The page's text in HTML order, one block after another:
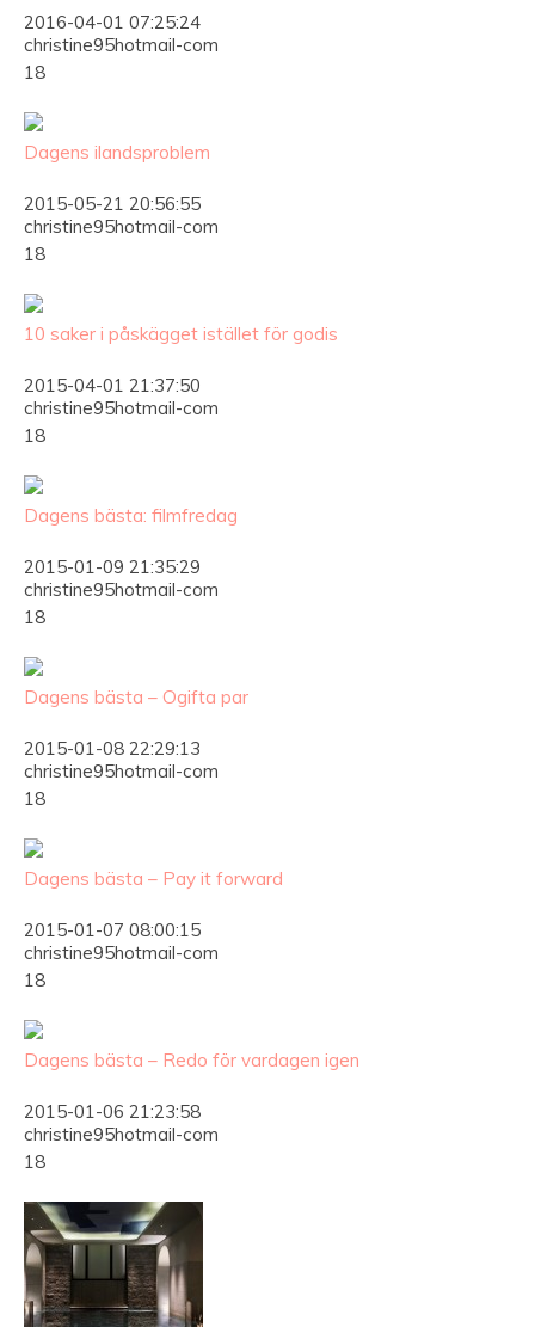
2016-04-01 07:25:24
christine95hotmail-com
18
Dagens ilandsproblem
2015-05-21 20:56:55
christine95hotmail-com
18
10 saker i påskägget istället för godis
2015-04-01 21:37:50
christine95hotmail-com
18
Dagens bästa: filmfredag
2015-01-09 21:35:29
christine95hotmail-com
18
Dagens bästa – Ogifta par
2015-01-08 22:29:13
christine95hotmail-com
18
Dagens bästa – Pay it forward
2015-01-07 08:00:15
christine95hotmail-com
18
Dagens bästa – Redo för vardagen igen
2015-01-06 21:23:58
christine95hotmail-com
18